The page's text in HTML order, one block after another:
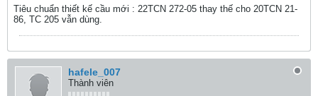
Tiêu chuẩn thiết kế cầu mới : 22TCN 272-05 thay thế cho 20TCN 21-
86, TC 205 vẫn dùng.
hafele_007
Thành viên